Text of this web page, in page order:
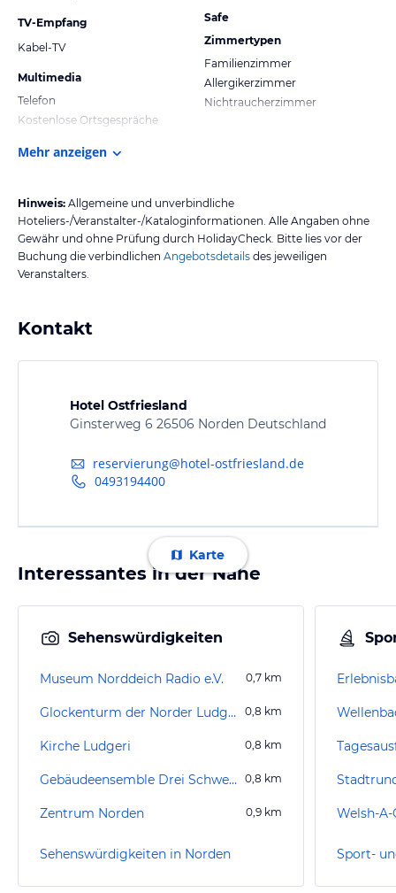
TV-Empfang
Kabel-TV
Multimedia
Telefon
Kostenlose Ortsgespräche
Safe
Zimmertypen
Familienzimmer
Allergikerzimmer
Nichtraucherzimmer
Mehr anzeigen
Hinweis: Allgemeine und unverbindliche
Hoteliers-/Veranstalter-/Kataloginformationen. Alle Angaben ohne
Gewähr und ohne Prüfung durch HolidayCheck. Bitte lies vor der
Buchung die verbindlichen Angebotsdetails des jeweiligen
Veranstalters.
Kontakt
Hotel Ostfriesland
Ginsterweg 6 26506 Norden Deutschland
reservierung@hotel-ostfriesland.de
0493194400
Karte
Interessantes in der Nähe
Sehenswürdigkeiten
Museum Norddeich Radio e.V. 0,7 km
Glockenturm der Norder Ludgerikirche 0,8 km
Kirche Ludgeri 0,8 km
Gebäudeensemble Drei Schwestern 0,8 km
Zentrum Norden 0,9 km
Sehenswürdigkeiten in Norden
Welsh-
Sport-